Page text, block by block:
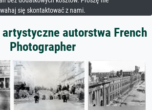
wahaj się skontaktować z nami.
autorstwa French
Photographer